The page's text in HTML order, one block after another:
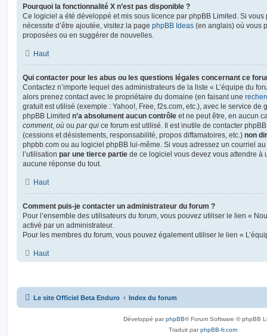
Pourquoi la fonctionnalité X n’est pas disponible ?
Ce logiciel a été développé et mis sous licence par phpBB Limited. Si vous
nécessite d’être ajoutée, visitez la page phpBB Ideas (en anglais) où vous
proposées ou en suggérer de nouvelles.
Haut
Qui contacter pour les abus ou les questions légales concernant ce
Contactez n’importe lequel des administrateurs de la liste « L’équipe du
alors prenez contact avec le propriétaire du domaine (en faisant une
gratuit est utilisé (exemple : Yahoo!, Free, f2s.com, etc.), avec le service de
phpBB Limited n’a absolument aucun contrôle et ne peut être, en aucun
comment, où ou par qui ce forum est utilisé. Il est inutile de contacter
(cessions et désistements, responsabilité, propos diffamatoires, etc.) non
phpbb.com ou au logiciel phpBB lui-même. Si vous adressez un courriel
l’utilisation par une tierce partie de ce logiciel vous devez vous attendre à
aucune réponse du tout.
Haut
Comment puis-je contacter un administrateur du forum ?
Pour l’ensemble des utilisateurs du forum, vous pouvez utiliser le lien «
activé par un administrateur.
Pour les membres du forum, vous pouvez également utiliser le lien «
Haut
Le site Officiel Beta Enduro Index du forum
Développé parphpBB® Forum Software © phpBB
Traduit parphpBB-fr.com